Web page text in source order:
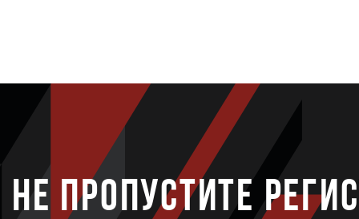
НЕ ПРОПУСТИТЕ